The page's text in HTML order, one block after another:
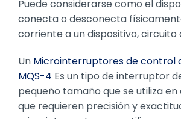
Puede considerarse como el
conecta o desconecta
corriente a un dispositivo, circuito
Un Microinterruptores de control
MQS-4 Es un tipo de interruptor
pequeño tamaño que se utiliza
que requieren precisión y